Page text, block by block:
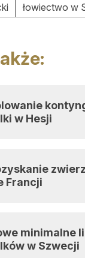
łowiectwo w
w Hesji
Francji
minimalne
w Szwecji